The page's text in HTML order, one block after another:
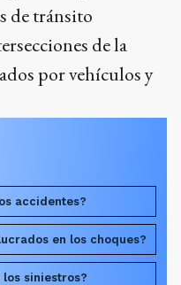
de tránsito
de la
por vehículos y
accidentes?
en los choques?
los siniestros?